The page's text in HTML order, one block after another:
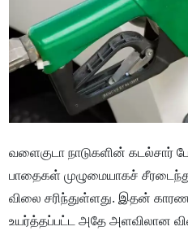
வளைகுடா நாடுகளின் கடல்சார்
பாதைகள் முழுமையாகச்
விலை சரிந்துள்ளது. இதன்
உயர்த்தப்பட்ட அதே அளவிலான